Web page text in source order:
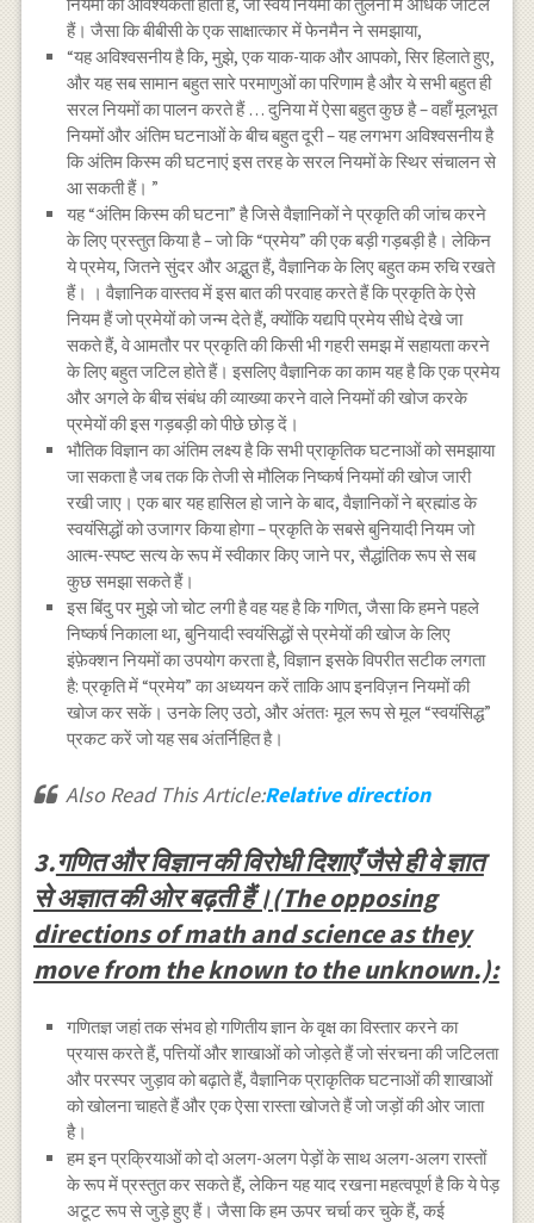
नियमों की आवश्यकता होती है, जो स्वयं नियमों की तुलना में अधिक जटिल
हैं। जैसा कि बीबीसी के एक साक्षात्कार में फेनमैन ने समझाया,
“यह अविश्वसनीय है कि, मुझे, एक याक-याक और आपको, सिर हिलाते हुए,
और यह सब सामान बहुत सारे परमाणुओं का परिणाम है और ये सभी बहुत ही
सरल नियमों का पालन करते हैं … दुनिया में ऐसा बहुत कुछ है – वहाँ मूलभूत
नियमों और अंतिम घटनाओं के बीच बहुत दूरी – यह लगभग अविश्वसनीय है
कि अंतिम किस्म की घटनाएं इस तरह के सरल नियमों के स्थिर संचालन से
आ सकती हैं। ”
यह “अंतिम किस्म की घटना” है जिसे वैज्ञानिकों ने प्रकृति की जांच करने
के लिए प्रस्तुत किया है – जो कि “प्रमेय” की एक बड़ी गड़बड़ी है। लेकिन
ये प्रमेय, जितने सुंदर और अद्भुत हैं, वैज्ञानिक के लिए बहुत कम रुचि रखते
हैं। । वैज्ञानिक वास्तव में इस बात की परवाह करते हैं कि प्रकृति के ऐसे
नियम हैं जो प्रमेयों को जन्म देते हैं, क्योंकि यद्यपि प्रमेय सीधे देखे जा
सकते हैं, वे आमतौर पर प्रकृति की किसी भी गहरी समझ में सहायता करने
के लिए बहुत जटिल होते हैं। इसलिए वैज्ञानिक का काम यह है कि एक प्रमेय
और अगले के बीच संबंध की व्याख्या करने वाले नियमों की खोज करके
प्रमेयों की इस गड़बड़ी को पीछे छोड़ दें।
भौतिक विज्ञान का अंतिम लक्ष्य है कि सभी प्राकृतिक घटनाओं को समझाया
जा सकता है जब तक कि तेजी से मौलिक निष्कर्ष नियमों की खोज जारी
रखी जाए। एक बार यह हासिल हो जाने के बाद, वैज्ञानिकों ने ब्रह्मांड के
स्वयंसिद्धों को उजागर किया होगा – प्रकृति के सबसे बुनियादी नियम जो
आत्म-स्पष्ट सत्य के रूप में स्वीकार किए जाने पर, सैद्धांतिक रूप से सब
कुछ समझा सकते हैं।
इस बिंदु पर मुझे जो चोट लगी है वह यह है कि गणित, जैसा कि हमने पहले
निष्कर्ष निकाला था, बुनियादी स्वयंसिद्धों से प्रमेयों की खोज के लिए
इंफ़ेक्शन नियमों का उपयोग करता है, विज्ञान इसके विपरीत सटीक लगता
है: प्रकृति में “प्रमेय” का अध्ययन करें ताकि आप इनविज़न नियमों की
खोज कर सकें। उनके लिए उठो, और अंततः मूल रूप से मूल “स्वयंसिद्ध”
प्रकट करें जो यह सब अंतर्निहित है।
Also Read This Article:Relative direction
3.गणित और विज्ञान की विरोधी दिशाएँ जैसे ही वे ज्ञात
से अज्ञात की ओर बढ़ती हैं।(The opposing
directions of math and science as they
move from the known to the unknown.):
गणितज्ञ जहां तक ​​संभव हो गणितीय ज्ञान के वृक्ष का विस्तार करने का
प्रयास करते हैं, पत्तियों और शाखाओं को जोड़ते हैं जो संरचना की जटिलता
और परस्पर जुड़ाव को बढ़ाते हैं, वैज्ञानिक प्राकृतिक घटनाओं की शाखाओं
को खोलना चाहते हैं और एक ऐसा रास्ता खोजते हैं जो जड़ों की ओर जाता
है।
हम इन प्रक्रियाओं को दो अलग-अलग पेड़ों के साथ अलग-अलग रास्तों
के रूप में प्रस्तुत कर सकते हैं, लेकिन यह याद रखना महत्वपूर्ण है कि ये पेड़
अटूट रूप से जुड़े हुए हैं। जैसा कि हम ऊपर चर्चा कर चुके हैं, कई